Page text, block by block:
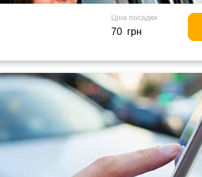
Ціна посадки
70 грн